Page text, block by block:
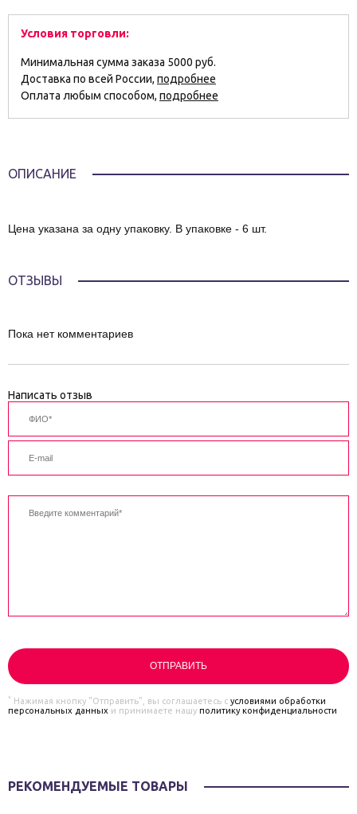
Условия торговли:
Минимальная сумма заказа 5000 руб.
Доставка по всей России, подробнее
Оплата любым способом, подробнее
ОПИСАНИЕ
Цена указана за одну упаковку. В упаковке - 6 шт.
ОТЗЫВЫ
Пока нет комментариев
Написать отзыв
* Нажимая кнопку "Отправить", вы соглашаетесь с условиями обработки
персональных данных и принимаете нашу политику конфиденциальности
РЕКОМЕНДУЕМЫЕ ТОВАРЫ